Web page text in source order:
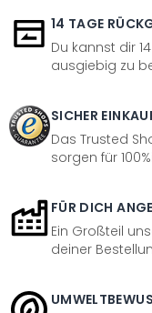
14 TAGE
Du kannst dir
ausgiebig zu
SICHER
Das Trusted
sorgen für
FÜR DICH
Ein Großteil
deiner